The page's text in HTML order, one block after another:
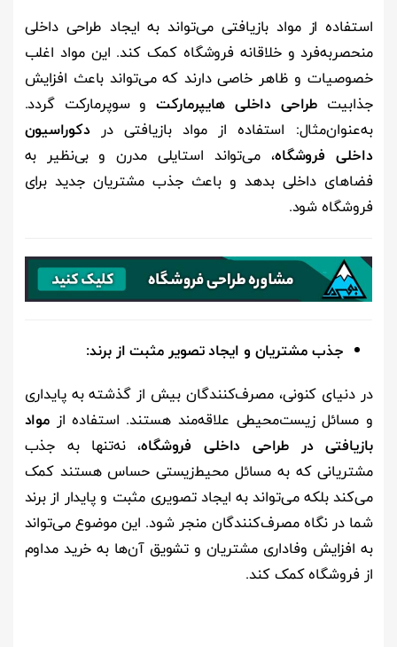
استفاده از مواد بازیافتی می‌تواند به ایجاد طراحی داخلی
منحصربه‌فرد و خلاقانه فروشگاه کمک کند. این مواد اغلب
خصوصیات و ظاهر خاصی دارند که می‌تواند باعث افزایش
جذابیت طراحی داخلی هایپرمارکتو سوپرمارکت گردد.
به‌عنوان‌مثال: استفاده از مواد بازیافتی دردکوراسیون
داخلی فروشگاه، می‌تواند استایلی مدرن و بی‌نظیر به
فضاهای داخلی بدهد و باعث جذب مشتریان جدید برای
فروشگاه شود.
جذب مشتریان و ایجاد تصویر مثبت از برند:
در دنیای کنونی، مصرف‌کنندگان بیش از گذشته به پایداری
و مسائل زیست‌محیطی علاقه‌مند هستند. استفاده از مواد
بازیافتی در طراحی داخلی فروشگاه‌، نه‌تنها به جذب
مشتریانی که به مسائل محیط‌زیستی حساس هستند کمک
می‌کند بلکه می‌تواند به ایجاد تصویری مثبت و پایدار از برند
شما در نگاه مصرف‌کنندگان منجر شود. این موضوع می‌تواند
به افزایش وفاداری مشتریان و تشویق آن‌ها به خرید مداوم
از فروشگاه‌ کمک کند.